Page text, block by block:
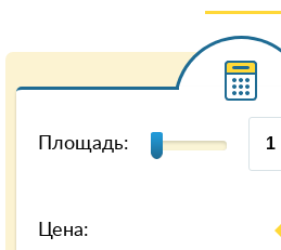
Площадь:
Цена: